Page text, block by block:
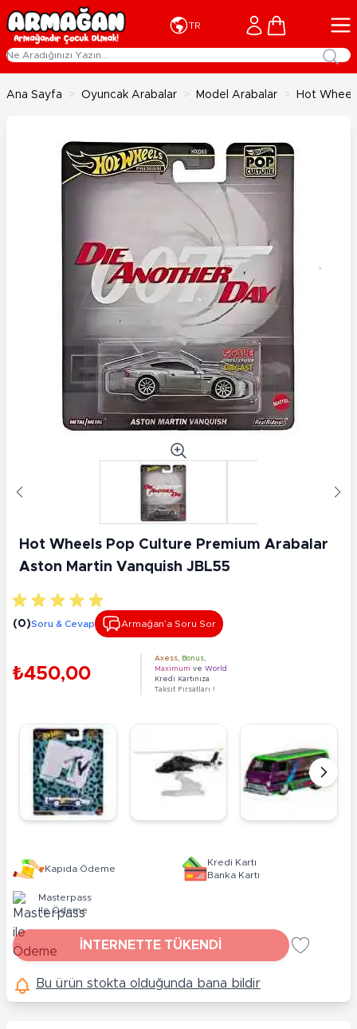
İçeriğe geç
TR Cart
Ana Sayfa > Oyuncak Arabalar > Model Arabalar > Hot
Hot Wheels Pop Culture Premium Arabalar
Aston Martin Vanquish JBL55
(0)Soru & Cevap Armağan’a Soru Sor
₺450,00
Axess Bonus
Maximum ve World
Kredi Kartınıza
Taksit Fırsatları !
Kapıda Ödeme
Kredi Kartı
Banka Kartı
Masterpass
ile Ödeme
İNTERNETTE TÜKENDİ
Bu ürün stokta olduğunda bana bildir